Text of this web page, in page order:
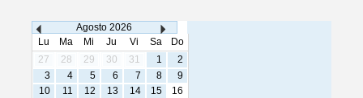
Agosto 2026
Lu
Ma Mi Ju Vi Sa
Do
27
28 29 30 31 1
2
3
4 5 6 7 8
9
10
11 12 13 14 15
16